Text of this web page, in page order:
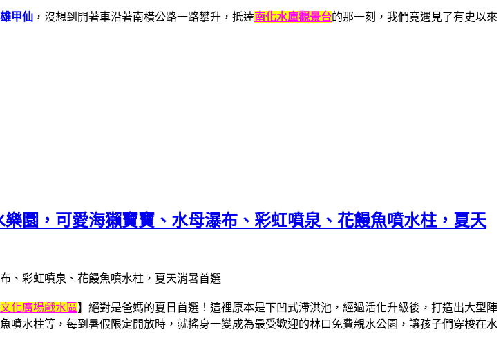
甲仙 ，沒想到開著車沿著南橫公路一路攀升，抵達南化水庫觀景台的那一刻，我們竟遇見了有史以來
園，可愛海獺寶寶、水母瀑布、彩虹噴泉、花饅魚噴水柱，夏天
文化廣場戲水區】絕對是爸媽的夏日首選！這裡原本是下凹式滯洪池，經過活化升級後，打造出大型陣
水柱等，每到暑假限定開放時，就搖身一變成為最受歡迎的林口免費親水公園，讓孩子們穿梭在水